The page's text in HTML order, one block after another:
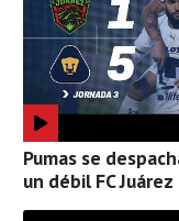
Pumas se
un débil FC Juárez